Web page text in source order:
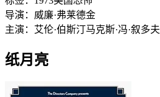
导演： 威廉·弗莱德金
主演： 艾伦·伯斯汀马克斯·冯·叙多夫
纸月亮